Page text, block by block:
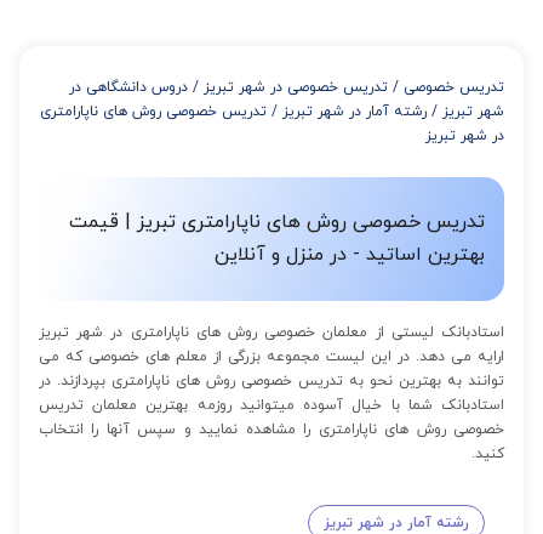
تدریس خصوصی / تدریس خصوصی در شهر تبریز / دروس دانشگاهی در
شهر تبریز / رشته آمار در شهر تبریز / تدریس خصوصی روش های ناپارامتری
در شهر تبریز
تدریس خصوصی روش های ناپارامتری تبریز | قیمت
بهترین اساتید - در منزل و آنلاین
استادبانک لیستی از معلمان خصوصی روش های ناپارامتری در شهر تبریز
ارایه می دهد. در این لیست مجموعه بزرگی از معلم های خصوصی که می
توانند به بهترین نحو به تدریس خصوصی روش های ناپارامتری بپردازند. در
استادبانک شما با خیال آسوده میتوانید روزمه بهترین معلمان تدریس
خصوصی روش های ناپارامتری را مشاهده نمایید و سپس آنها را انتخاب
کنید.
رشته آمار در شهر تبریز